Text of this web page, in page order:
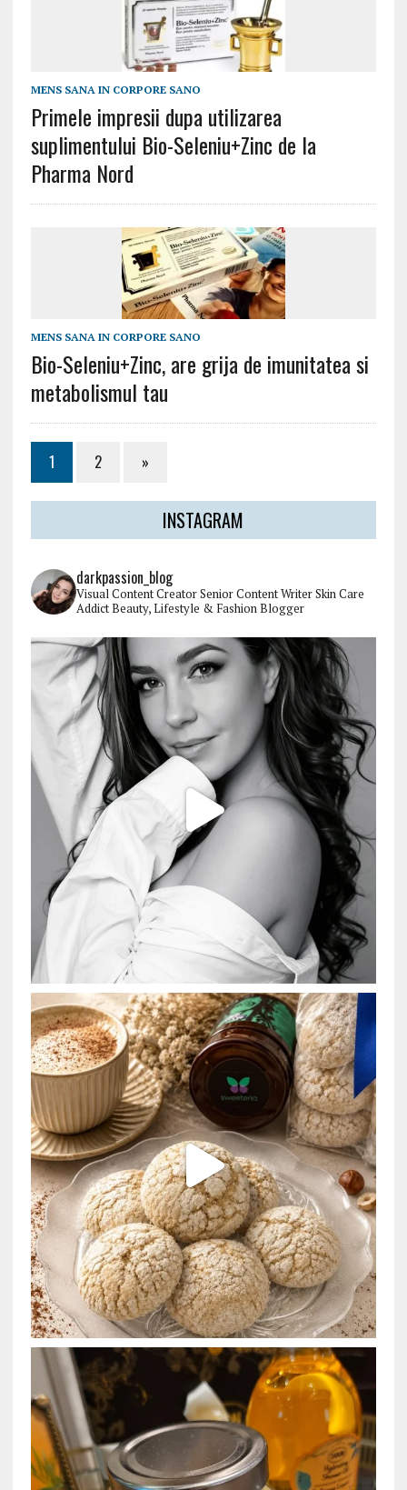
MENS SANA IN CORPORE SANO
Primele impresii dupa utilizarea
suplimentului Bio-Seleniu+Zinc de la
Pharma Nord
MENS SANA IN CORPORE SANO
Bio-Seleniu+Zinc, are grija de imunitatea si
metabolismul tau
1 2 »
INSTAGRAM
darkpassion_blog
Visual Content CreatorSenior Content WriterSkin Care
AddictBeauty, Lifestyle & Fashion Blogger